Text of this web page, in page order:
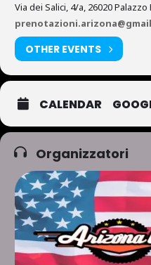
Via dei Salici, 4/a, 26020 Palazzo
OTHER EVENTS
CALENDAR
Organizzatori